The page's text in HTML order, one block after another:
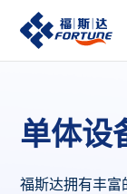
首页 单体
单体设
福斯达拥有丰